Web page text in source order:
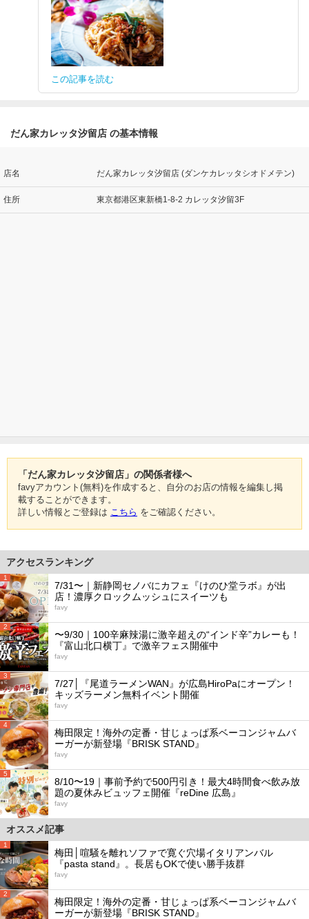
この記事を読む
だん家カレッタ汐留店 の基本情報
店名 だん家カレッタ汐留店 (ダンケカレッタシオドメテン)
住所 東京都港区東新橋1-8-2 カレッタ汐留3F
「だん家カレッタ汐留店」の関係者様へ
favyアカウント(無料)を作成すると、自分のお店の情報を編集し掲
載することができます。
詳しい情報とご登録は こちら をご確認ください。
アクセスランキング
1
7/31〜｜新静岡セノバにカフェ『けのひ堂ラボ』が出
店！濃厚クロックムッシュにスイーツも
favy
2
〜9/30｜100辛麻辣湯に激辛超えの“インド辛”カレーも！
『富山北口横丁』で激辛フェス開催中
favy
3
7/27│『尾道ラーメンWAN』が広島HiroPaにオープン！
キッズラーメン無料イベント開催
favy
4
梅田限定！海外の定番・甘じょっぱ系ベーコンジャムバ
ーガーが新登場『BRISK STAND』
favy
5
8/10〜19｜事前予約で500円引き！最大4時間食べ飲み放
題の夏休みビュッフェ開催『reDine 広島』
favy
オススメ記事
1
梅田│喧騒を離れソファで寛ぐ穴場イタリアンバル
『pasta stand』。長居もOKで使い勝手抜群
favy
2
梅田限定！海外の定番・甘じょっぱ系ベーコンジャムバ
ーガーが新登場『BRISK STAND』